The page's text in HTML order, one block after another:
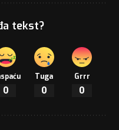
tekst?
0
Tuga
0
Grrr
0